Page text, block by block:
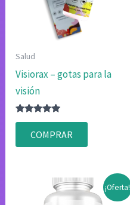
Salud
Visiorax – gotas para la
visión
Valorado
4.75
de 5
COMPRAR
¡Oferta!